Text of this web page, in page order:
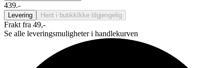
439.-
Levering Hent i butikk Ikke tilgjengelig
Frakt fra 49,-
Se alle leveringsmuligheter i handlekurven